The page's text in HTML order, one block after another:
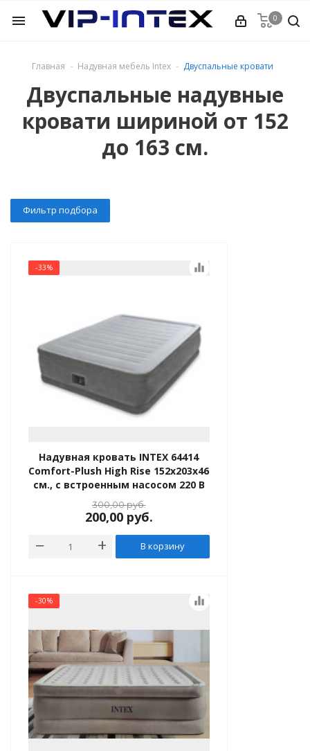
menu
Easy Set
матрасы
и прочее
и нарукавники
ласты
0
Главная Надувная мебель Intex Двуспальные кровати
Двуспальные надувные
кровати шириной от 152
до 163 см.
Фильтр подбора
-33% equalizer
Надувная кровать INTEX 64414
Comfort-Plush High Rise 152х203х46
см., с встроенным насосом 220 В
300,00руб.
200,00 руб.
В корзину
-30% equalizer